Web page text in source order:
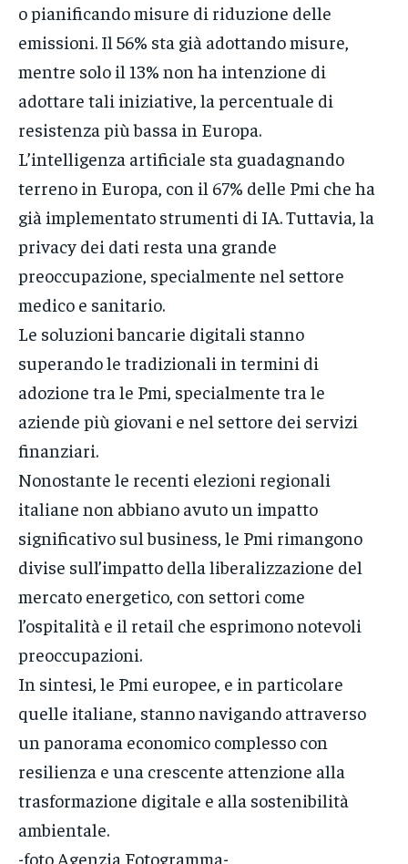
o pianificando misure di riduzione delle
emissioni. Il 56% sta già adottando misure,
mentre solo il 13% non ha intenzione di
adottare tali iniziative, la percentuale di
resistenza più bassa in Europa.
L’intelligenza artificiale sta guadagnando
terreno in Europa, con il 67% delle Pmi che ha
già implementato strumenti di IA. Tuttavia, la
privacy dei dati resta una grande
preoccupazione, specialmente nel settore
medico e sanitario.
Le soluzioni bancarie digitali stanno
superando le tradizionali in termini di
adozione tra le Pmi, specialmente tra le
aziende più giovani e nel settore dei servizi
finanziari.
Nonostante le recenti elezioni regionali
italiane non abbiano avuto un impatto
significativo sul business, le Pmi rimangono
divise sull’impatto della liberalizzazione del
mercato energetico, con settori come
l’ospitalità e il retail che esprimono notevoli
preoccupazioni.
In sintesi, le Pmi europee, e in particolare
quelle italiane, stanno navigando attraverso
un panorama economico complesso con
resilienza e una crescente attenzione alla
trasformazione digitale e alla sostenibilità
ambientale.
-foto Agenzia Fotogramma-